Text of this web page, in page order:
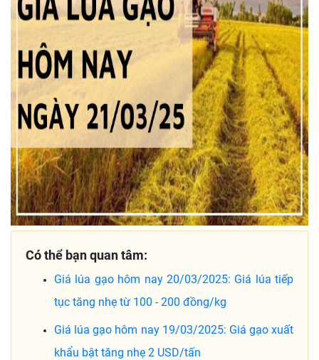
Có thể bạn quan tâm:
Giá lúa gạo hôm nay 20/03/2025: Giá lúa tiếp
tục tăng nhẹ từ 100 - 200 đồng/kg
Giá lúa gạo hôm nay 19/03/2025: Giá gạo xuất
khẩu bật tăng nhẹ 2 USD/tấn